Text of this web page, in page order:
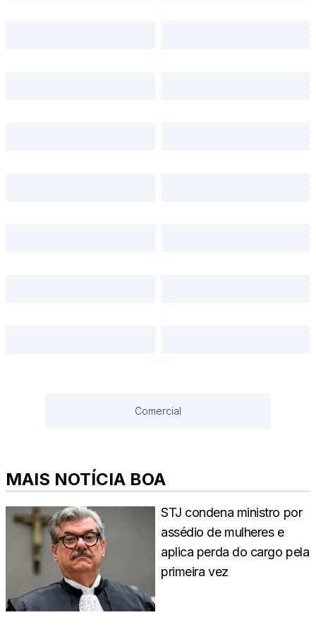
Comercial
MAIS NOTÍCIA BOA
STJ condena ministro por
assédio de mulheres e
aplica perda do cargo pela
primeira vez